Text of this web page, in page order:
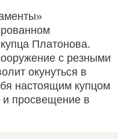
Платонова.
с резными
окунуться в
настоящим купцом
просвещение в